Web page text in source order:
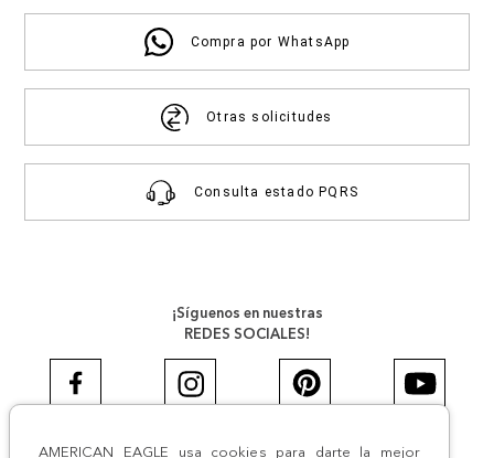
AMERICAN EAGLE usa cookies para darte la mejor
Compra por WhatsApp
Otras solicitudes
Consulta estado PQRS
¡Síguenos en nuestras
REDES SOCIALES!